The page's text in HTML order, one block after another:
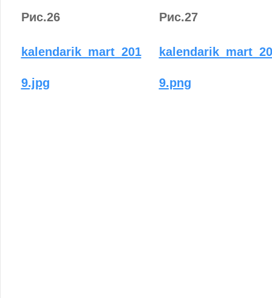
Рис.26
kalendarik_mart_201
9.jpg
Рис.27
9.png